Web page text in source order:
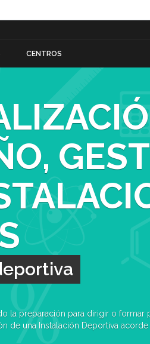
CENTROS
la preparación para dirigir o formar
de una Instalación Deportiva acorde